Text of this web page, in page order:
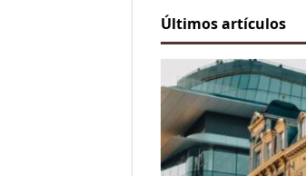
Últimos artículos